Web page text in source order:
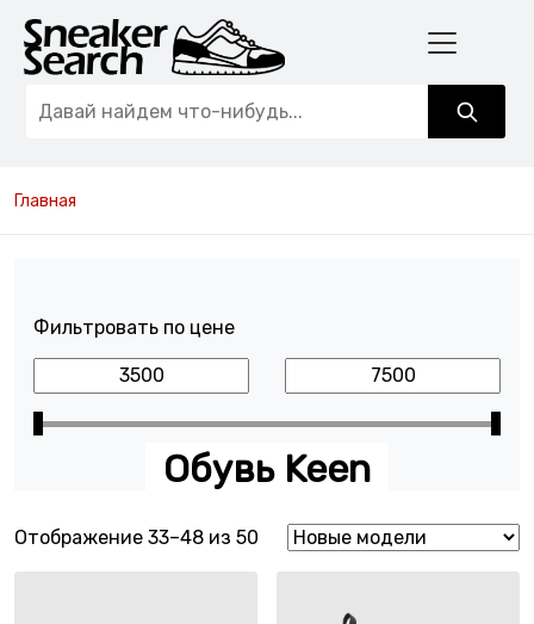
Главная
Обувь Keen
Отображение 33–48 из 50 Сортировка: самые недавние
Фильтровать по цене